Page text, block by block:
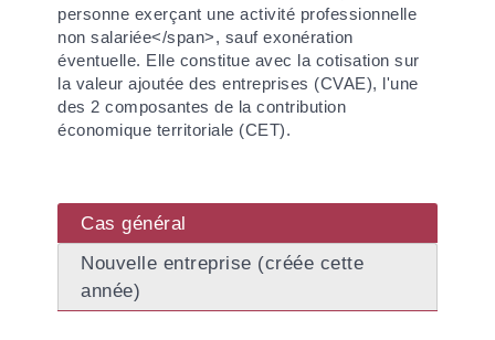
personne exerçant une activité professionnelle
non salariée</span>, sauf exonération
éventuelle. Elle constitue avec la cotisation sur
la valeur ajoutée des entreprises (CVAE), l'une
des 2 composantes de la contribution
économique territoriale (CET).
Cas général
Nouvelle entreprise (créée cette
année)